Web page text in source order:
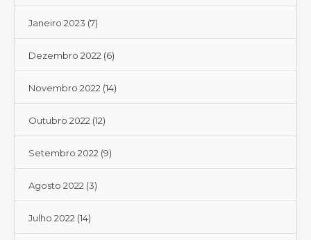
Janeiro 2023 (7)
Dezembro 2022 (6)
Novembro 2022 (14)
Outubro 2022 (12)
Setembro 2022 (9)
Agosto 2022 (3)
Julho 2022 (14)